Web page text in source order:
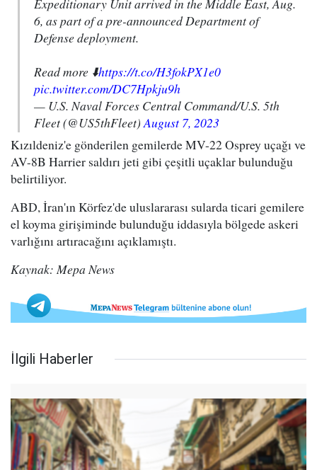
Expeditionary Unit arrived in the Middle East, Aug.
6, as part of a pre-announced Department of
Defense deployment.
Read more ⬇️https://t.co/H3fokPX1e0
pic.twitter.com/DC7Hpkju9h
— U.S. Naval Forces Central Command/U.S. 5th
Fleet (@US5thFleet)August 7, 2023
Kızıldeniz'e gönderilen gemilerde MV-22 Osprey uçağı ve
AV-8B Harrier saldırı jeti gibi çeşitli uçaklar bulunduğu
belirtiliyor.
ABD, İran'ın Körfez'de uluslararası sularda ticari gemilere
el koyma girişiminde bulunduğu iddasıyla bölgede askeri
varlığını artıracağını açıklamıştı.
Kaynak: Mepa News
İlgili Haberler